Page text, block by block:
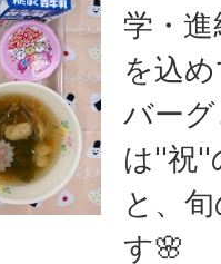
学・
を込
バー
は''祝''
と、
す🌸